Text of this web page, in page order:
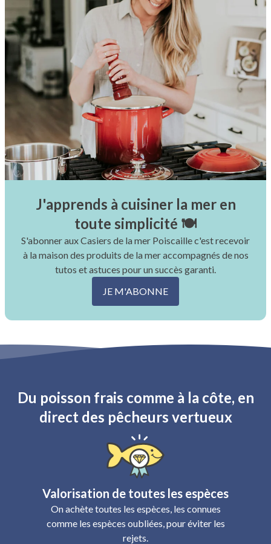
J'apprends à cuisiner la mer en
toute simplicité 🍽
S'abonner aux Casiers de la mer Poiscaille c'est recevoir
à la maison des produits de la mer accompagnés de nos
tutos et astuces pour un succès garanti.
JE M'ABONNE
Du poisson frais comme à la côte, en
direct des pêcheurs vertueux
Valorisation de toutes les espèces
On achète toutes les espèces, les connues
comme les espèces oubliées, pour éviter les
rejets.